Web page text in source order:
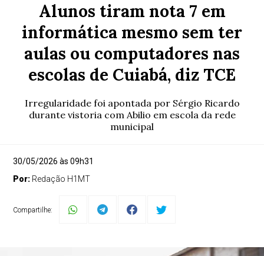
Alunos tiram nota 7 em
informática mesmo sem ter
aulas ou computadores nas
escolas de Cuiabá, diz TCE
Irregularidade foi apontada por Sérgio Ricardo
durante vistoria com Abilio em escola da rede
municipal
30/05/2026 às 09h31
Por: Redação H1MT
Compartilhe: